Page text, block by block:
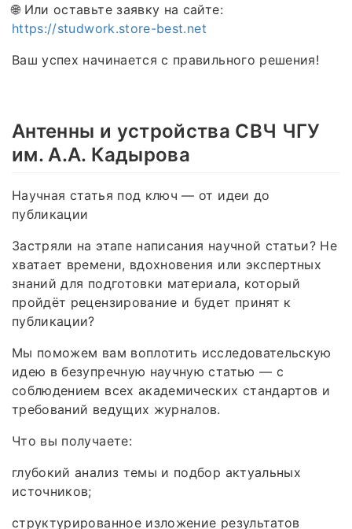
🌐 Или оставьте заявку на сайте:
https://studwork.store-best.net
Ваш успех начинается с правильного решения!
Антенны и устройства СВЧ ЧГУ
им. А.А. Кадырова
Научная статья под ключ — от идеи до
публикации
Застряли на этапе написания научной статьи? Не
хватает времени, вдохновения или экспертных
знаний для подготовки материала, который
пройдёт рецензирование и будет принят к
публикации?
Мы поможем вам воплотить исследовательскую
идею в безупречную научную статью — с
соблюдением всех академических стандартов и
требований ведущих журналов.
Что вы получаете:
глубокий анализ темы и подбор актуальных
источников;
структурированное изложение результатов